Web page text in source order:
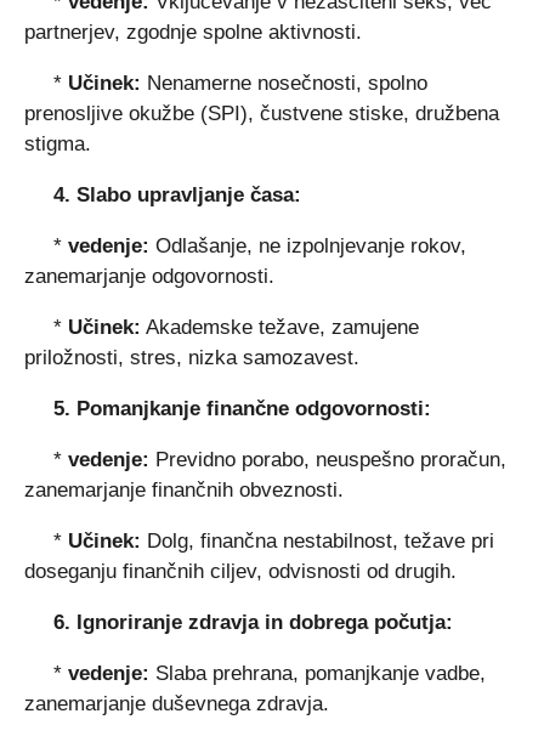
partnerjev, zgodnje spolne aktivnosti.
* Učinek: Nenamerne nosečnosti, spolno
prenosljive okužbe (SPI), čustvene stiske, družbena
stigma.
4. Slabo upravljanje časa:
* vedenje: Odlašanje, ne izpolnjevanje rokov,
zanemarjanje odgovornosti.
* Učinek: Akademske težave, zamujene
priložnosti, stres, nizka samozavest.
5. Pomanjkanje finančne odgovornosti:
* vedenje: Previdno porabo, neuspešno proračun,
zanemarjanje finančnih obveznosti.
* Učinek: Dolg, finančna nestabilnost, težave pri
doseganju finančnih ciljev, odvisnosti od drugih.
6. Ignoriranje zdravja in dobrega počutja:
* vedenje: Slaba prehrana, pomanjkanje vadbe,
zanemarjanje duševnega zdravja.